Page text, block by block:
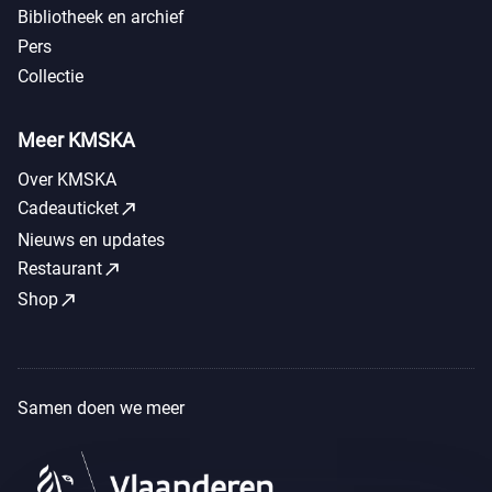
Bibliotheek en archief
Pers
Collectie
Meer KMSKA
Over KMSKA
Cadeauticketcall_made
Nieuws en updates
Restaurantcall_made
Shopcall_made
Samen doen we meer